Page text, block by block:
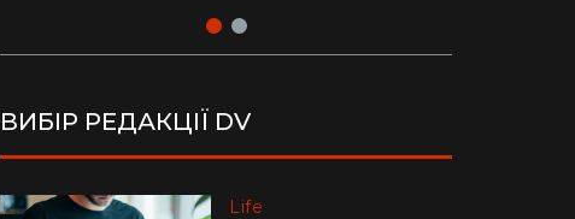
ВИБІР РЕДАКЦІЇ DV
Life
Life